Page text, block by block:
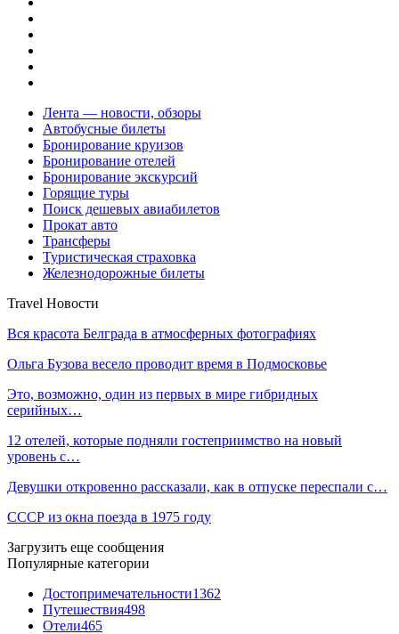
Лента — новости, обзоры
Автобусные билеты
Бронирование круизов
Бронирование отелей
Бронирование экскурсий
Горящие туры
Поиск дешевых авиабилетов
Прокат авто
Трансферы
Туристическая страховка
Железнодорожные билеты
Travel Новости
Вся красота Белграда в атмосферных фотографиях
Ольга Бузова весело проводит время в Подмосковье
Это, возможно, один из первых в мире гибридных
серийных…
12 отелей, которые подняли гостеприимство на новый
уровень с…
Девушки откровенно рассказали, как в отпуске переспали с…
СССР из окна поезда в 1975 году
Загрузить еще сообщения
Популярные категории
Достопримечательности1362
Путешествия498
Отели465